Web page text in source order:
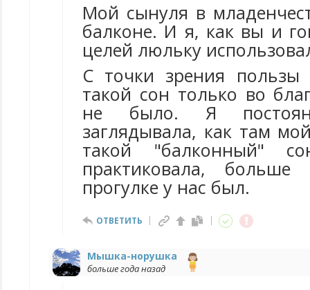
Мой сынуля в
балконе. И я, как вы и
целей люльку
С точки зрения пользы
такой сон только во
не было. Я
заглядывала, как там
такой "балконный"
практиковала,
прогулке у нас был.
ОТВЕТИТЬ
Мышка-норушка
больше года назад